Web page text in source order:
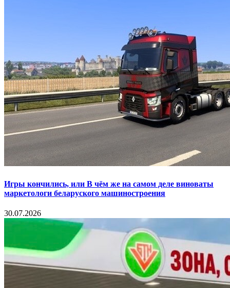
Игры кончились, или В чём же на самом деле виноваты
маркетологи беларуского машиностроения
30.07.2026